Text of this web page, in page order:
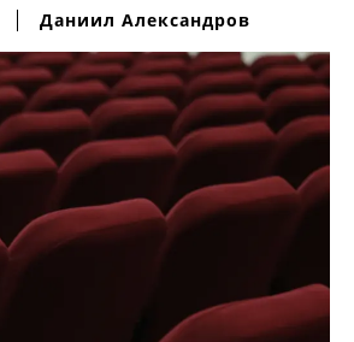
Даниил Александров